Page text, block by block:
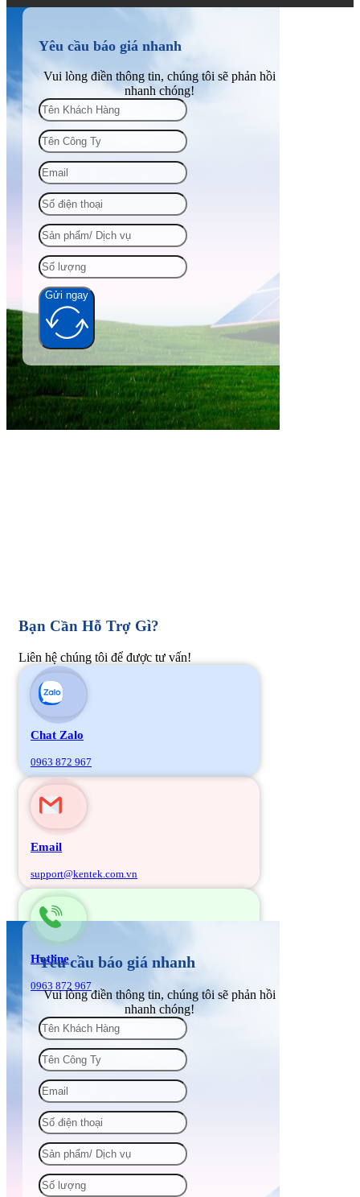
Yêu cầu báo giá nhanh
Vui lòng điền thông tin, chúng tôi sẽ phản hồi
nhanh chóng!
Gửi ngay
Bạn Cần Hỗ Trợ Gì?
Liên hệ chúng tôi để được tư vấn!
Chat Zalo
0963 872 967
Email
support@kentek.com.vn
Hotline
0963 872 967
Yêu cầu báo giá nhanh
Vui lòng điền thông tin, chúng tôi sẽ phản hồi
nhanh chóng!